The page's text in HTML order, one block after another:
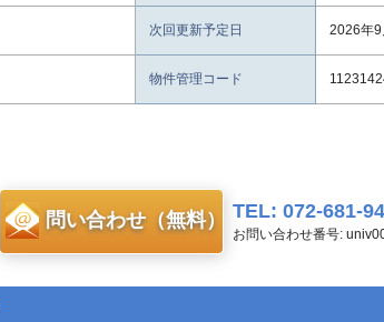
次回更新予定日 2026年
物件管理コード
問い合わせ（無料） TEL: 072-681-
お問い合わせ番号: